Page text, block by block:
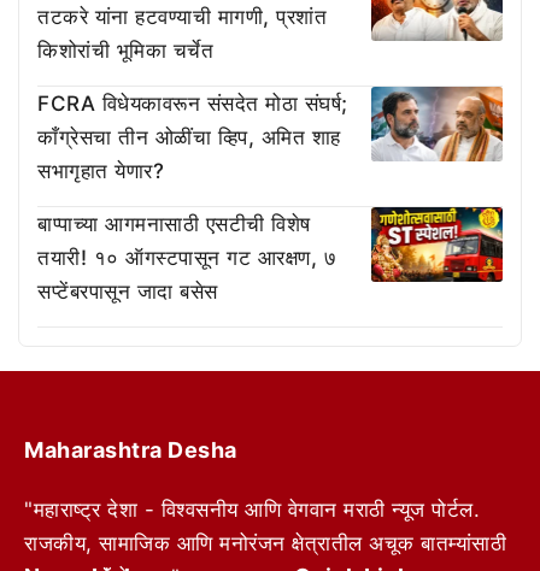
तटकरे यांना हटवण्याची मागणी, प्रशांत
किशोरांची भूमिका चर्चेत
FCRA विधेयकावरून संसदेत मोठा संघर्ष;
काँग्रेसचा तीन ओळींचा व्हिप, अमित शाह
सभागृहात येणार?
बाप्पाच्या आगमनासाठी एसटीची विशेष
तयारी! १० ऑगस्टपासून गट आरक्षण, ७
सप्टेंबरपासून जादा बसेस
Maharashtra Desha
"महाराष्ट्र देशा - विश्वसनीय आणि वेगवान मराठी न्यूज पोर्टल.
राजकीय, सामाजिक आणि मनोरंजन क्षेत्रातील अचूक बातम्यांसाठी